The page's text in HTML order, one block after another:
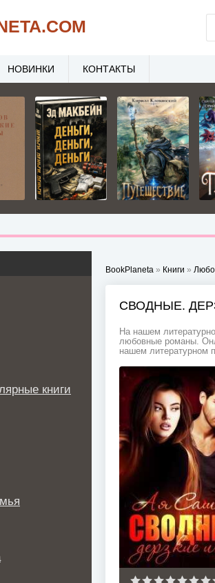
BookPlaneta » Книги »
СВОДНЫЕ.
На нашем
любовные романы.
нашем литературном
книги
.COM
НОВИНКИ КОНТАКТЫ